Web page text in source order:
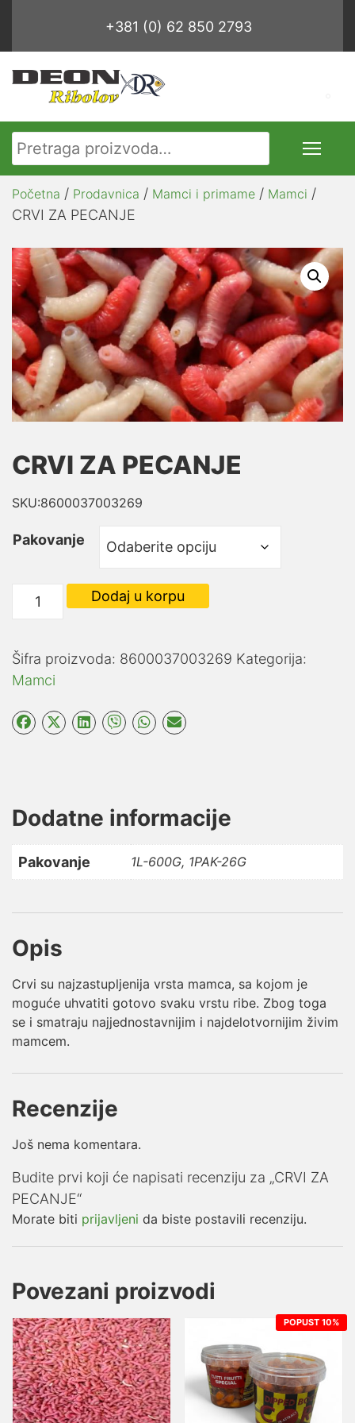
+381 (0) 62 850 2793
Pretraga za:
Početna / Prodavnica / Mamci i primame / Mamci /
CRVI ZA PECANJE
CRVI ZA PECANJE
SKU:8600037003269
Pakovanje
CRVI
ZA
količina
Dodaj u korpu
Šifra proizvoda: 8600037003269 Kategorija:
Mamci
Dodatne informacije
Pakovanje 1L-600G, 1PAK-26G
Opis
Crvi su najzastupljenija vrsta mamca, sa kojom je
moguće uhvatiti gotovo svaku vrstu ribe. Zbog toga
se i smatraju najjednostavnijim i najdelotvornijim živim
mamcem.
Recenzije
Još nema komentara.
Budite prvi koji će napisati recenziju za „CRVI ZA
PECANJE“
Morate biti prijavljeni da biste postavili recenziju.
Povezani proizvodi
POPUST 10%